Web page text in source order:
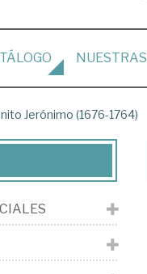
NUESTRAS
Jerónimo (1676-1764)